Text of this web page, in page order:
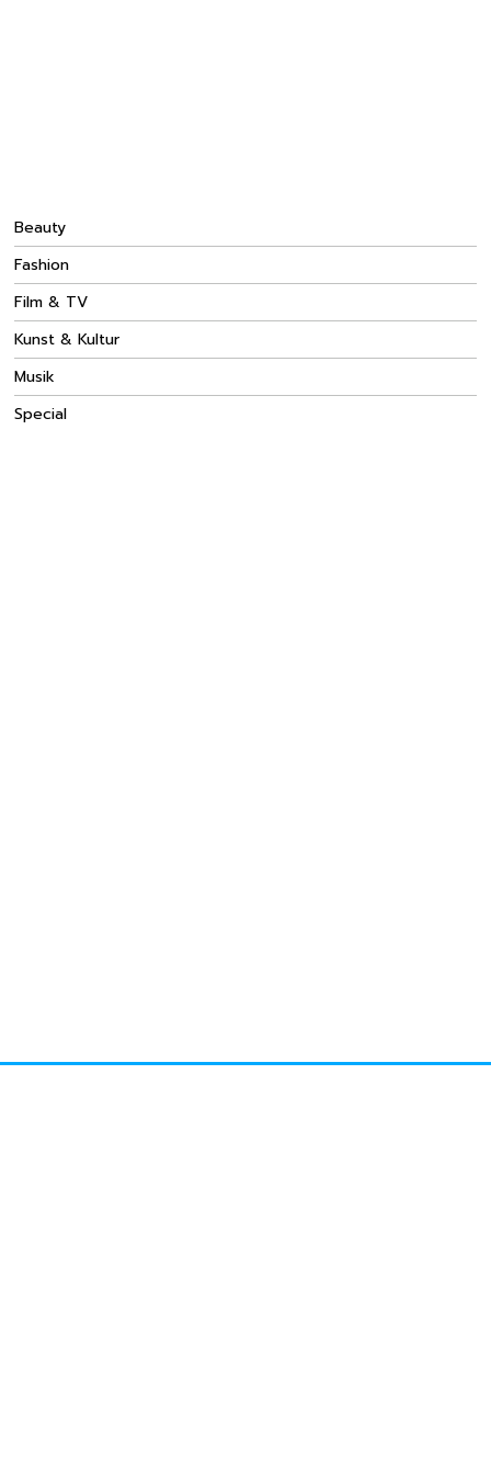
Beauty
Fashion
Film & TV
Kunst & Kultur
Musik
Special